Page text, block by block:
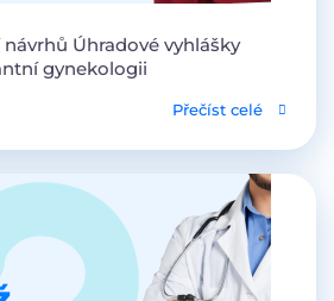
Úhradové vyhlášky
gynekologii
Přečíst celé